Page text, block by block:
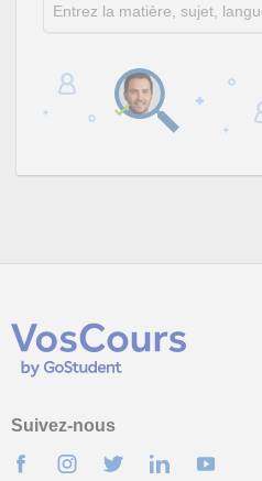
Suivez-nous